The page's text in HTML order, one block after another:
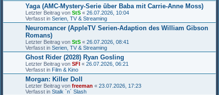
Yaga (AMC-Mystery-Serie über Baba mit Carrie-Anne Moss)
Letzter Beitrag von StS « 26.07.2026, 10:04
Verfasst in Serien, TV & Streaming
Neuromancer (AppleTV Serien-Adaption des William Gibson
Romans)
Letzter Beitrag von StS « 26.07.2026, 08:41
Verfasst in Serien, TV & Streaming
Ghost Rider (2028) Ryan Gosling
Letzter Beitrag von SFI « 26.07.2026, 06:21
Verfasst in Film & Kino
Morgan: Killer Doll
Letzter Beitrag von freeman « 23.07.2026, 17:23
Verfasst in Stalk `n´ Slash